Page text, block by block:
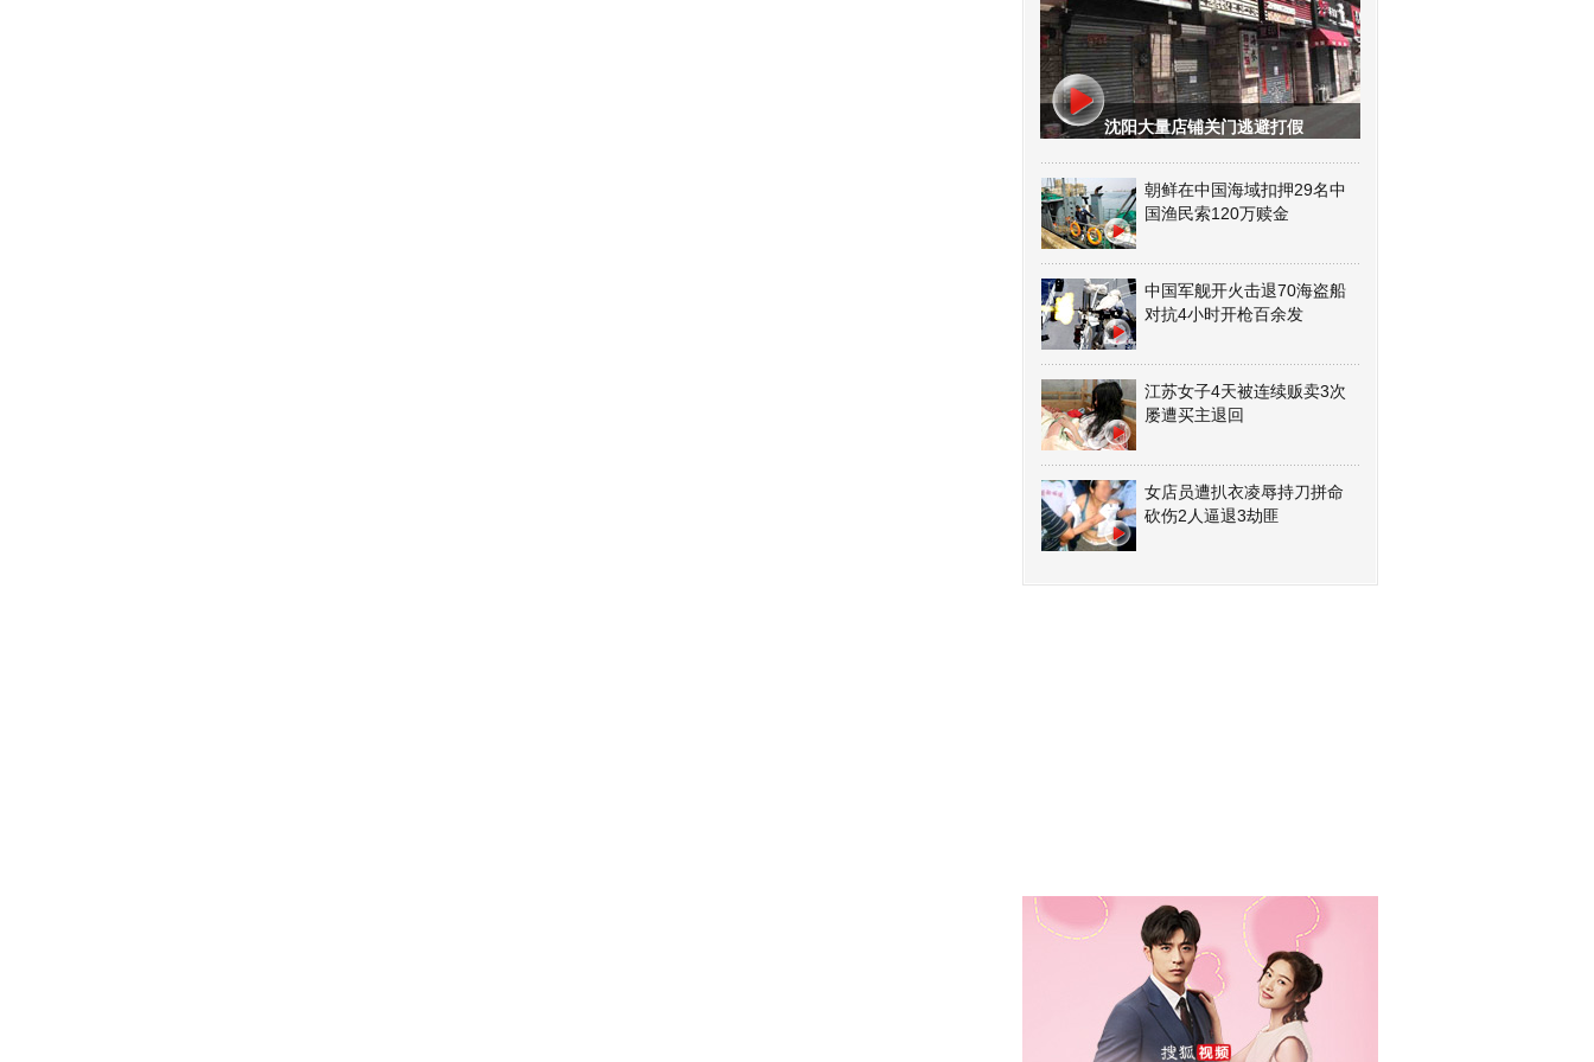
沈阳大量店铺关门逃避打假
朝鲜在中国海域扣押29名中
国渔民索120万赎金
中国军舰开火击退70海盗船
对抗4小时开枪百余发
江苏女子4天被连续贩卖3次
屡遭买主退回
女店员遭扒衣凌辱持刀拼命
砍伤2人逼退3劫匪